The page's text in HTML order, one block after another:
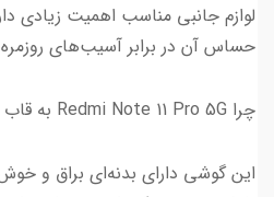
لوازم جانبی مناسب اهمیت زیادی
حساس آن در برابر آسیب‌های
چرا Redmi Note 11 Pro 5G به قاب محافظ نیاز دارد؟
این گوشی دارای بدنه‌ای براق و